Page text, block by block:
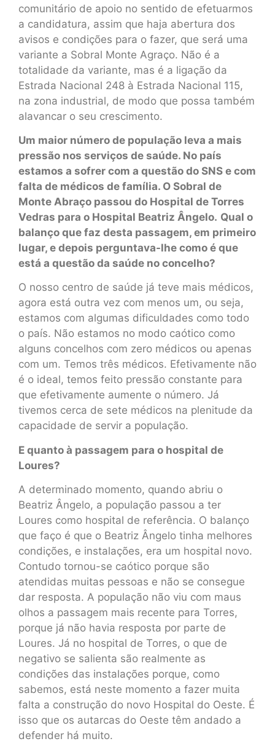
comunitário de apoio no sentido de efetuarmos
a candidatura, assim que haja abertura dos
avisos e condições para o fazer, que será uma
variante a Sobral Monte Agraço. Não é a
totalidade da variante, mas é a ligação da
Estrada Nacional 248 à Estrada Nacional 115,
na zona industrial, de modo que possa também
alavancar o seu crescimento.
Um maior número de população leva a mais
pressão nos serviços de saúde. No país
estamos a sofrer com a questão do SNS e com
falta de médicos de família. O Sobral de
Monte Abraço passou do Hospital de Torres
Vedras para o Hospital Beatriz Ângelo. Qual o
balanço que faz desta passagem, em primeiro
lugar, e depois perguntava-lhe como é que
está a questão da saúde no concelho?
O nosso centro de saúde já teve mais médicos,
agora está outra vez com menos um, ou seja,
estamos com algumas dificuldades como todo
o país. Não estamos no modo caótico como
alguns concelhos com zero médicos ou apenas
com um. Temos três médicos. Efetivamente não
é o ideal, temos feito pressão constante para
que efetivamente aumente o número. Já
tivemos cerca de sete médicos na plenitude da
capacidade de servir a população.
E quanto à passagem para o hospital de
Loures?
A determinado momento, quando abriu o
Beatriz Ângelo, a população passou a ter
Loures como hospital de referência. O balanço
que faço é que o Beatriz Ângelo tinha melhores
condições, e instalações, era um hospital novo.
Contudo tornou-se caótico porque são
atendidas muitas pessoas e não se consegue
dar resposta. A população não viu com maus
olhos a passagem mais recente para Torres,
porque já não havia resposta por parte de
Loures. Já no hospital de Torres, o que de
negativo se salienta são realmente as
condições das instalações porque, como
sabemos, está neste momento a fazer muita
falta a construção do novo Hospital do Oeste. É
isso que os autarcas do Oeste têm andado a
defender há muito.